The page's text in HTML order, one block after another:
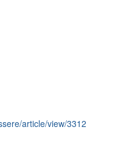
article/view/3312